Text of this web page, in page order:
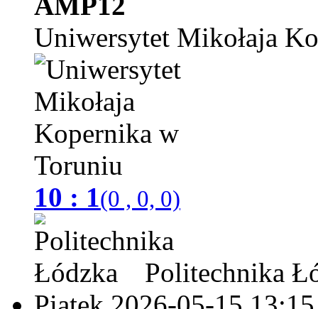
Uniwersytet Mikołaja
10 : 1(0 , 0, 0)
Politechnika